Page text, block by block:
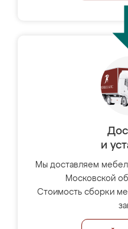
и
Мы доставляем
Московской
Стоимость сборки